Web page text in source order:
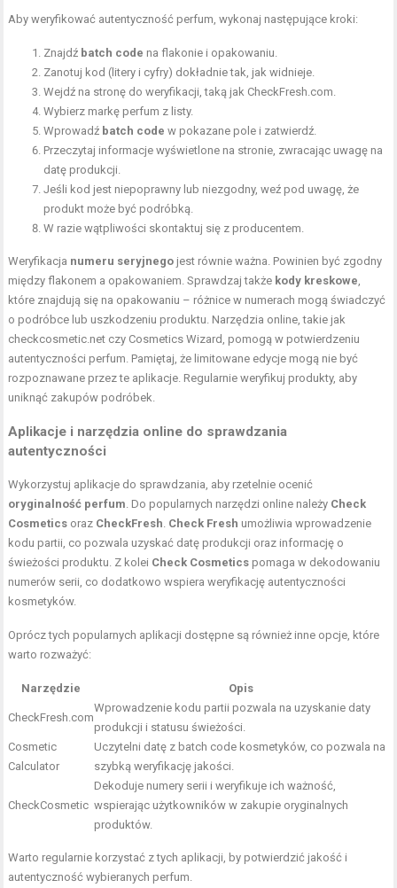
Aby weryfikować autentyczność perfum, wykonaj następujące kroki:
Znajdź batch code na flakonie i opakowaniu.
Zanotuj kod (litery i cyfry) dokładnie tak, jak widnieje.
Wejdź na stronę do weryfikacji, taką jak CheckFresh.com.
Wybierz markę perfum z listy.
Wprowadź batch code w pokazane pole i zatwierdź.
Przeczytaj informacje wyświetlone na stronie, zwracając uwagę na
datę produkcji.
Jeśli kod jest niepoprawny lub niezgodny, weź pod uwagę, że
produkt może być podróbką.
W razie wątpliwości skontaktuj się z producentem.
Weryfikacja numeru seryjnego jest równie ważna. Powinien być zgodny
między flakonem a opakowaniem. Sprawdzaj także kody kreskowe
które znajdują się na opakowaniu – różnice w numerach mogą świadczyć
o podróbce lub uszkodzeniu produktu. Narzędzia online, takie jak
checkcosmetic.net czy Cosmetics Wizard, pomogą w potwierdzeniu
autentyczności perfum. Pamiętaj, że limitowane edycje mogą nie być
rozpoznawane przez te aplikacje. Regularnie weryfikuj produkty, aby
uniknąć zakupów podróbek.
Aplikacje i narzędzia online do sprawdzania
autentyczności
Wykorzystuj aplikacje do sprawdzania, aby rzetelnie ocenić
oryginalność perfum . Do popularnych narzędzi online należy Check
Cosmetics oraz CheckFresh Check Fresh umożliwia wprowadzenie
kodu partii, co pozwala uzyskać datę produkcji oraz informację o
świeżości produktu. Z kolei Check Cosmetics pomaga w dekodowaniu
numerów serii, co dodatkowo wspiera weryfikację autentyczności
kosmetyków.
Oprócz tych popularnych aplikacji dostępne są również inne opcje, które
warto rozważyć:
Narzędzie Opis
CheckFresh.com
Wprowadzenie kodu partii pozwala na uzyskanie daty
produkcji i statusu świeżości.
Cosmetic
Calculator
Uczytelni datę z batch code kosmetyków, co pozwala na
szybką weryfikację jakości.
CheckCosmetic
Dekoduje numery serii i weryfikuje ich ważność,
wspierając użytkowników w zakupie oryginalnych
produktów.
Warto regularnie korzystać z tych aplikacji, by potwierdzić jakość i
autentyczność wybieranych perfum.